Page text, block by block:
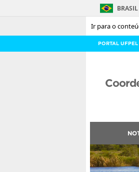
Ir para o
BRASIL
PORTAL UFPEL